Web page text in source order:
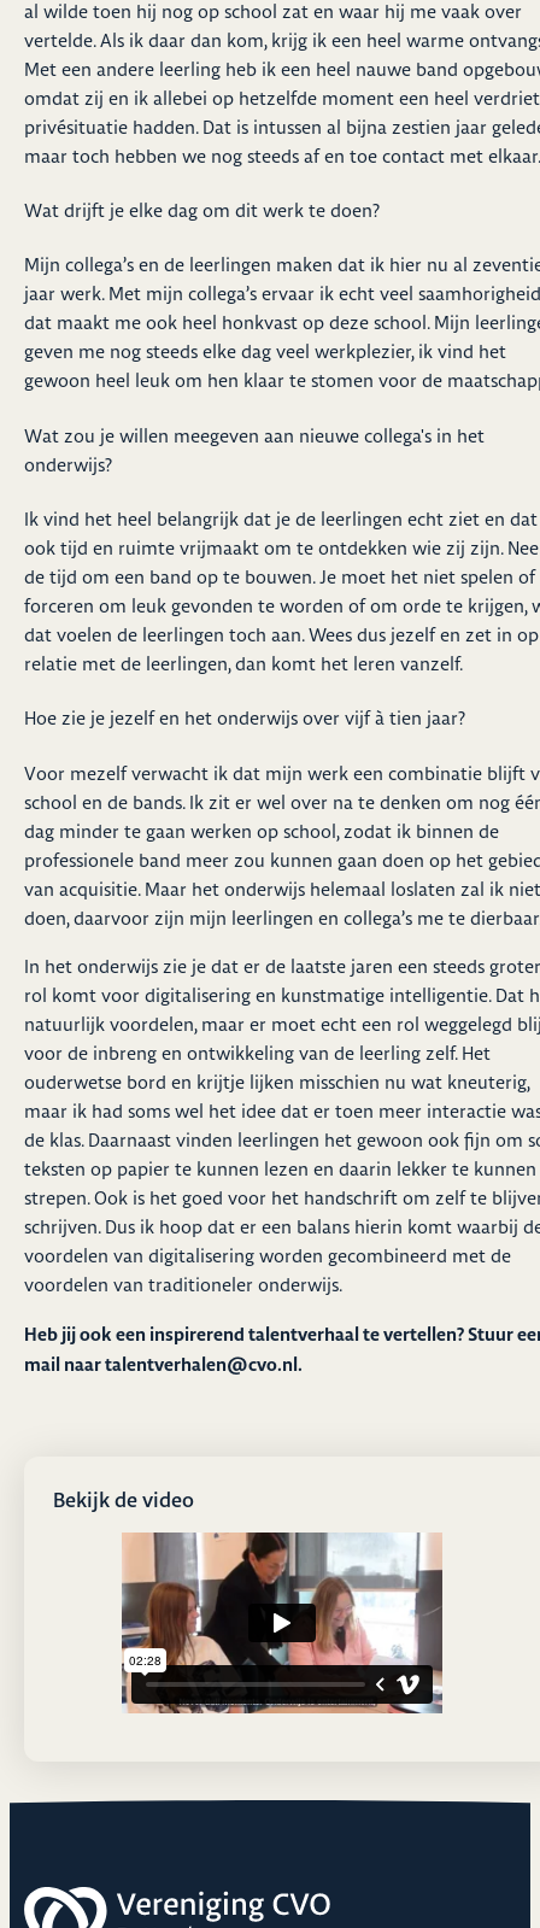
al wilde toen hij nog op school zat en waar hij me vaak over
vertelde. Als ik daar dan kom, krijg ik een heel warme
Met een andere leerling heb ik een heel nauwe band
omdat zij en ik allebei op hetzelfde moment een heel
privésituatie hadden. Dat is intussen al bijna zestien jaar
maar toch hebben we nog steeds af en toe contact met elkaar.
Wat drijft je elke dag om dit werk te doen?
Mijn collega’s en de leerlingen maken dat ik hier nu al
jaar werk. Met mijn collega’s ervaar ik echt veel
dat maakt me ook heel honkvast op deze school. Mijn
geven me nog steeds elke dag veel werkplezier, ik vind het
gewoon heel leuk om hen klaar te stomen voor de
Wat zou je willen meegeven aan nieuwe collega's in het
onderwijs?
Ik vind het heel belangrijk dat je de leerlingen echt ziet en
ook tijd en ruimte vrijmaakt om te ontdekken wie zij zijn.
de tijd om een band op te bouwen. Je moet het niet spelen of
forceren om leuk gevonden te worden of om orde te krijgen,
dat voelen de leerlingen toch aan. Wees dus jezelf en zet in
relatie met de leerlingen, dan komt het leren vanzelf.
Hoe zie je jezelf en het onderwijs over vijf à tien jaar?
Voor mezelf verwacht ik dat mijn werk een combinatie blijft
school en de bands. Ik zit er wel over na te denken om nog
dag minder te gaan werken op school, zodat ik binnen de
professionele band meer zou kunnen gaan doen op het
van acquisitie. Maar het onderwijs helemaal loslaten zal ik niet
doen, daarvoor zijn mijn leerlingen en collega’s me te
In het onderwijs zie je dat er de laatste jaren een steeds
rol komt voor digitalisering en kunstmatige intelligentie. Dat
natuurlijk voordelen, maar er moet echt een rol weggelegd
voor de inbreng en ontwikkeling van de leerling zelf. Het
ouderwetse bord en krijtje lijken misschien nu wat kneuterig,
maar ik had soms wel het idee dat er toen meer interactie
de klas. Daarnaast vinden leerlingen het gewoon ook fijn om
teksten op papier te kunnen lezen en daarin lekker te kunnen
strepen. Ook is het goed voor het handschrift om zelf te
schrijven. Dus ik hoop dat er een balans hierin komt waarbij
voordelen van digitalisering worden gecombineerd met de
voordelen van traditioneler onderwijs.
Heb jij ook een inspirerend talentverhaal te vertellen? Stuur
mail naartalentverhalen@cvo.nl.
Bekijk de video